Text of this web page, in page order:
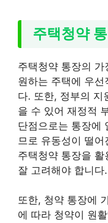
주택청약
주택청약 통장의
원하는 주택에 우
다. 또한, 정부의 지
을 수 있어 재정적
단점으로는 통장에
므로 유동성이 떨
주택청약 통장을
잘 고려해야 합니다.
또한, 청약 통장에
에 따라 청약이 원